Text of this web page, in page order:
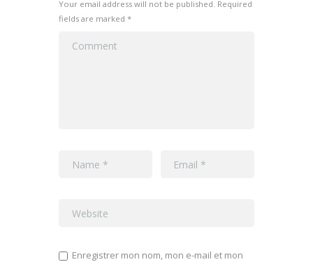
Your email address will not be published. Required
fields are marked *
Enregistrer mon nom, mon e-mail et mon